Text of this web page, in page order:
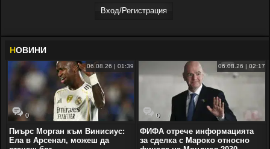
Вход/Регистрaция
НОВИНИ
0
06.08.26 | 01:39
Пиърс Морган към Винисиус:
Ела в Арсенал, можеш да
0
06.08.26 | 02:17
ФИФА отрече информацията
за сделка с Мароко относно